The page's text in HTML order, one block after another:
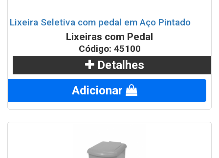
Lixeira Plástica com Armação Metálica - 52 Litros
Lixeira Seletiva com pedal em Aço Pintado
Lixeiras com Pedal
Código: 45100
Detalhes
Adicionar